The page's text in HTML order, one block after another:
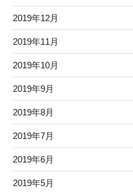
2019年12月
2019年11月
2019年10月
2019年9月
2019年8月
2019年7月
2019年6月
2019年5月